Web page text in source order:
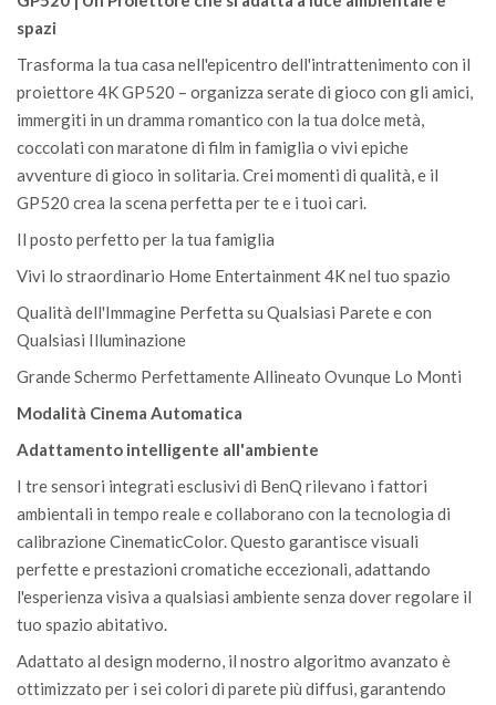
spazi
Trasforma la tua casa nell'epicentro dell'intrattenimento con il
proiettore 4K GP520 – organizza serate di gioco con gli amici,
immergiti in un dramma romantico con la tua dolce metà,
coccolati con maratone di film in famiglia o vivi epiche
avventure di gioco in solitaria. Crei momenti di qualità, e il
GP520 crea la scena perfetta per te e i tuoi cari.
Il posto perfetto per la tua famiglia
Vivi lo straordinario Home Entertainment 4K nel tuo spazio
Qualità dell'Immagine Perfetta su Qualsiasi Parete e con
Qualsiasi Illuminazione
Grande Schermo Perfettamente Allineato Ovunque Lo Monti
Modalità Cinema Automatica
Adattamento intelligente all'ambiente
I tre sensori integrati esclusivi di BenQ rilevano i fattori
ambientali in tempo reale e collaborano con la tecnologia di
calibrazione CinematicColor. Questo garantisce visuali
perfette e prestazioni cromatiche eccezionali, adattando
l'esperienza visiva a qualsiasi ambiente senza dover regolare il
tuo spazio abitativo.
Adattato al design moderno, il nostro algoritmo avanzato è
ottimizzato per i sei colori di parete più diffusi, garantendo